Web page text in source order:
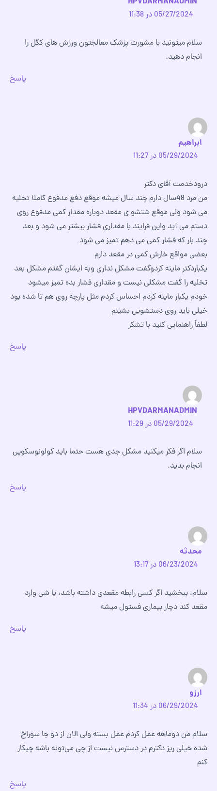
05/27/2024 در 11:38
سلام میتونید با مشورت پزشک معالجتون ورزش های کگل را
انجام دهید.
پاسخ
ابراهیم
05/29/2024 در 11:27
درودخدمت آقای دکتر
من مرد 48سال دارم چند سال میشه موقع دفع مدفوع کاملا تخلیه
می شود ولی موقع شتشو ی مقعد دوباره مقدار کمی مدفوع روی
دستم می آید واین فرایند با مقداری فشار بیشتر می شود و بعد
چند بار که فشار کمی می دهم تمیز می شود
بعضی مواقع خارش کمی در مقعد دارم
یکباردکتر ماینه کردوگفت مشکل نداری وبه ایشان گفتم مشکل بعد
تخلیه را گفت مشکلی نیست و مقداری فشار بده تمیز میشود
خودم یکبار ماینه کردم احساس کردم مثل پارچه روی هم تا شده بود
خیلی باید روی دستشویی بشینم
لطفاً راهنمایی کنید با تشکر
پاسخ
HPVDARMANADMIN
05/29/2024 در 11:29
سلام اگر فکر میکنید مشکل جدی هست حتما باید کولونوسکوپی
انجام بدید.
پاسخ
محدثه
06/23/2024 در 13:17
سلام، ببخشید اگر کسی رابطه مقعدی داشته باشد، یا شی وارد
مقعد کند دچار بیماری فستول میشه
پاسخ
ارزو
06/29/2024 در 11:34
سلام من دوماهه عمل کردم عمل بسته ولی الان از دو جا سوراخ
شده خیلی ریز دکترم در دسترس نیست از چی می‌تونه باشه چیکار
کنم
پاسخ